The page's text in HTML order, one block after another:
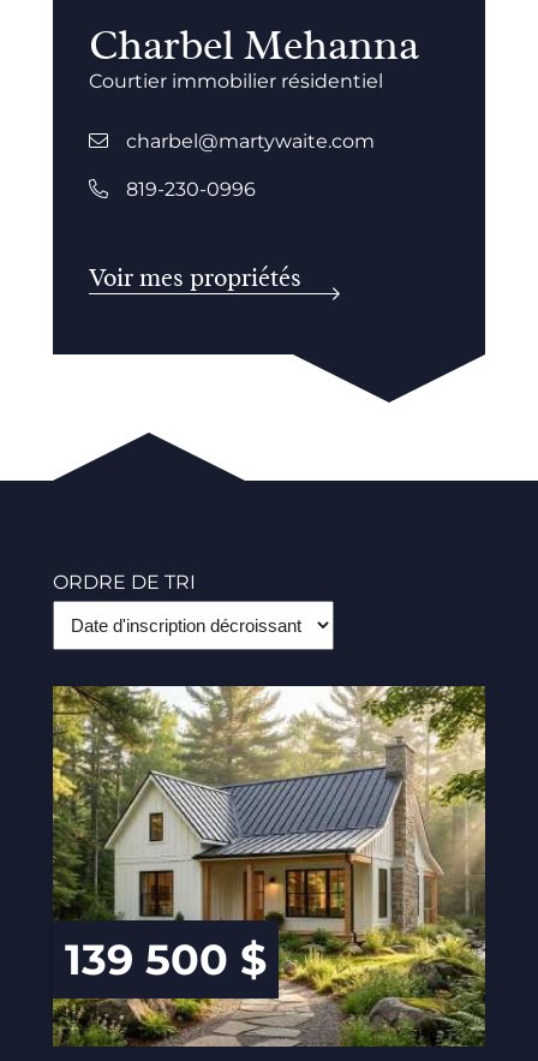
Charbel Mehanna
Courtier immobilier résidentiel
charbel@martywaite.com
819-230-0996
Voir mes propriétés
ORDRE DE TRI
139 500 $